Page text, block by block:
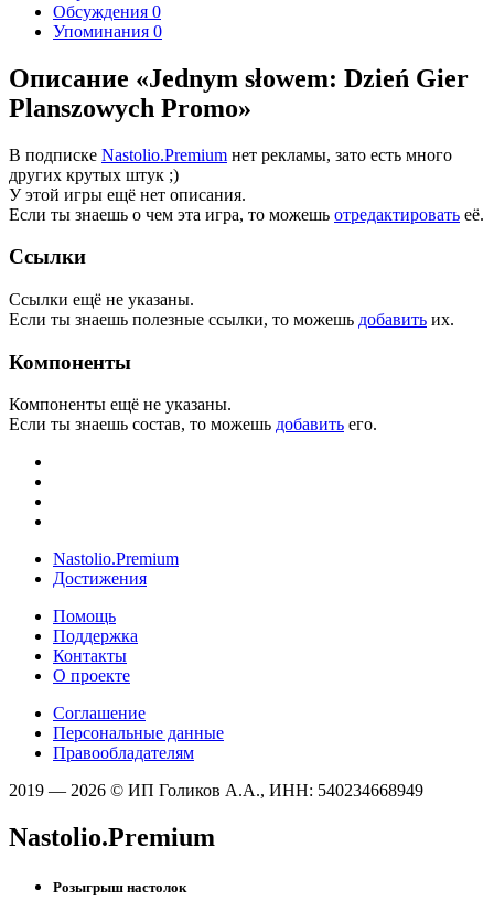
Обсуждения 0
Упоминания 0
Описание «Jednym słowem: Dzień Gier
Planszowych Promo»
В подписке Nastolio.Premium нет рекламы, зато есть много
других крутых штук ;)
У этой игры ещё нет описания.
Если ты знаешь о чем эта игра, то можешь отредактировать её.
Ссылки
Ссылки ещё не указаны.
Если ты знаешь полезные ссылки, то можешь добавить их.
Компоненты
Компоненты ещё не указаны.
Если ты знаешь состав, то можешь добавить его.
Nastolio.Premium
Достижения
Помощь
Поддержка
Контакты
О проекте
Соглашение
Персональные данные
Правообладателям
2019 — 2026 © ИП Голиков А.А., ИНН: 540234668949
Nastolio.Premium
Розыгрыш настолок